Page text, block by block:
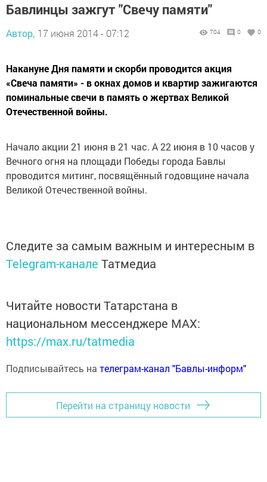
Бавлинцы зажгут "Свечу памяти"
Автор, 17 июня 2014 - 07:12 704 0 0
Накануне Дня памяти и скорби проводится акция
«Свеча памяти» - в окнах домов и квартир зажигаются
поминальные свечи в память о жертвах Великой
Отечественной войны.
Начало акции 21 июня в 21 час. А 22 июня в 10 часов у
Вечного огня на площади Победы города Бавлы
проводится митинг, посвящённый годовщине начала
Великой Отечественной войны.
Следите за самым важным и интересным в
Telegram-канале Татмедиа
Читайте новости Татарстана в
национальном мессенджере MАХ:
https://max.ru/tatmedia
Подписывайтесь на телеграм-канал "Бавлы-информ"
Перейти на страницу новости